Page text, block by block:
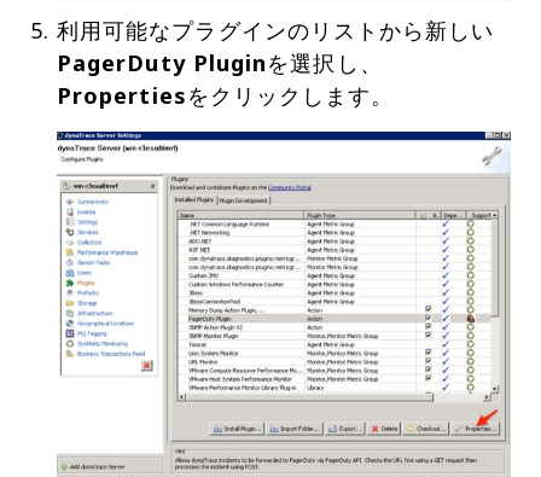
利用可能なプラグインのリストから新しい
PagerDuty Pluginを選択し、
Properties